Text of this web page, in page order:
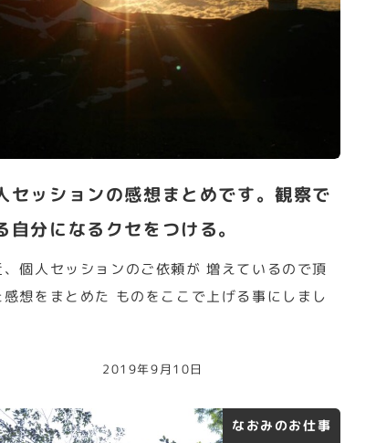
セッションの感想まとめです。観察で
自分になるクセをつける。
、個人セッションのご依頼が 増えているので頂
感想をまとめた ものをここで上げる事にしまし
2019年9月10日
なおみのお仕事